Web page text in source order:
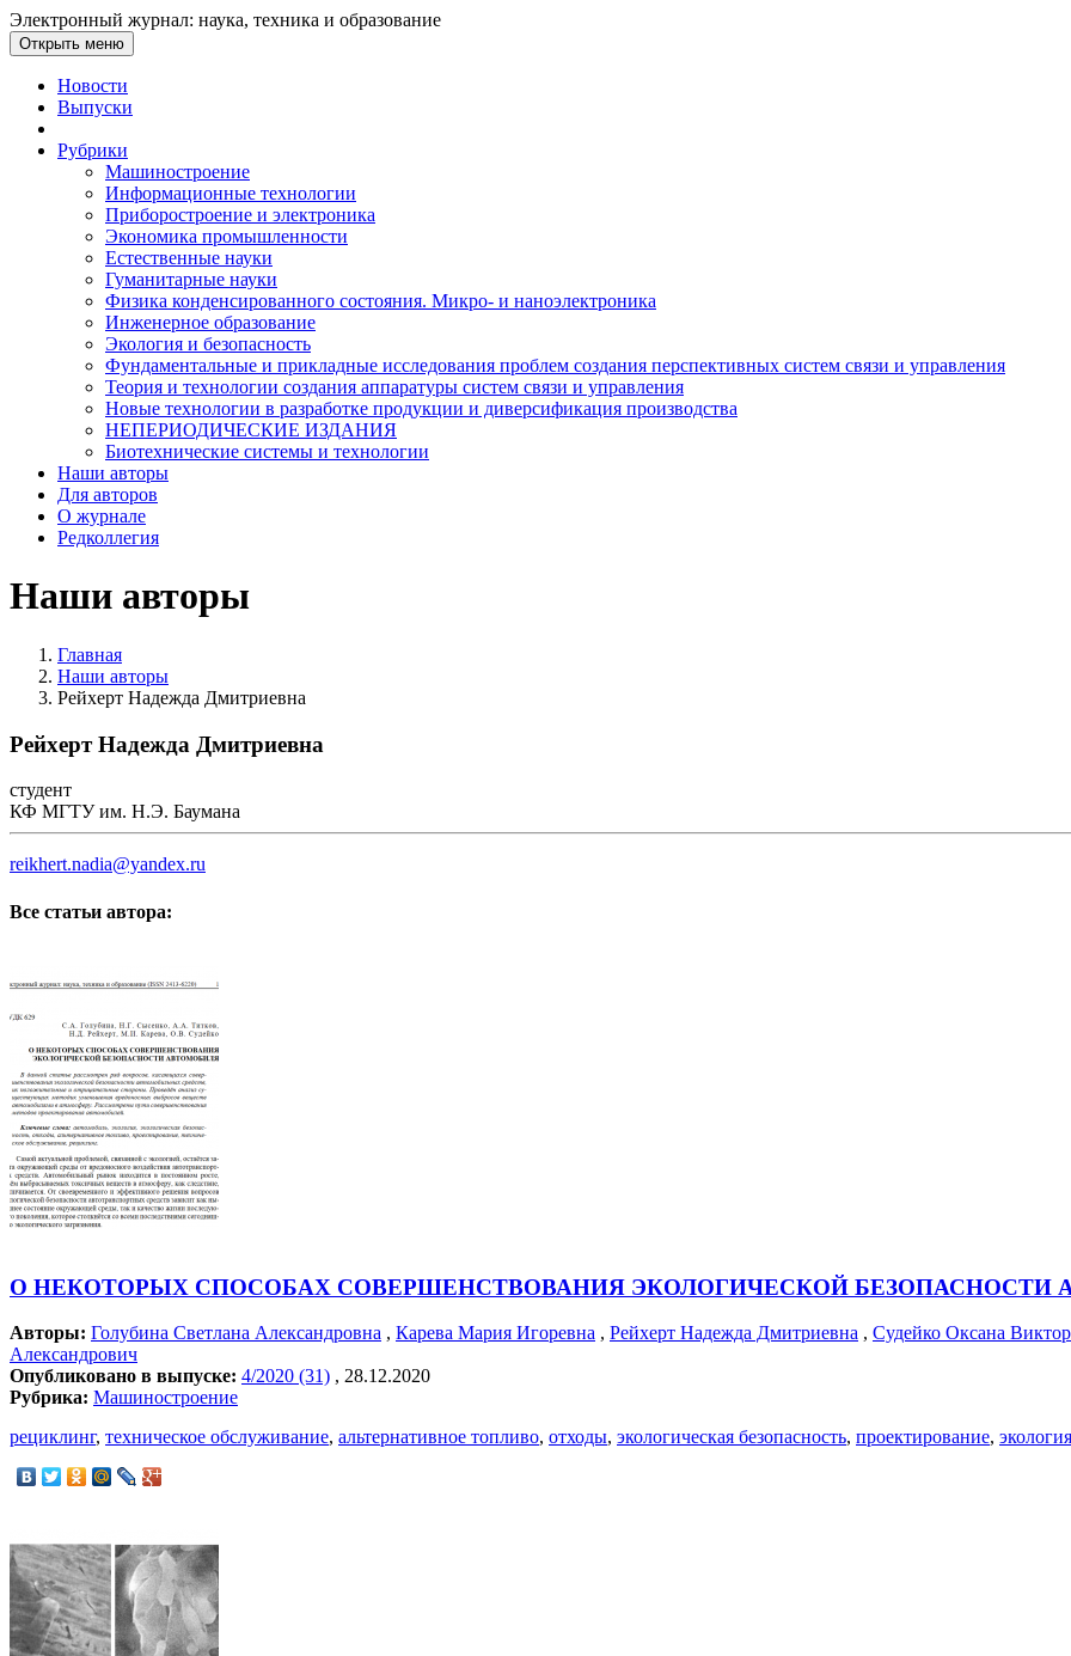
Электронный журнал: наука, техника и образование
Открыть меню
Новости
Выпуски
Рубрики
Машиностроение
Информационные технологии
Приборостроение и электроника
Экономика промышленности
Естественные науки
Гуманитарные науки
Физика конденсированного состояния. Микро- и наноэлектроника
Инженерное образование
Экология и безопасность
Фундаментальные и прикладные исследования проблем создания перспективных систем связи и управления
Теория и технологии создания аппаратуры систем связи и управления
Новые технологии в разработке продукции и диверсификация производства
НЕПЕРИОДИЧЕСКИЕ ИЗДАНИЯ
Биотехнические системы и технологии
Наши авторы
Для авторов
О журнале
Редколлегия
Наши авторы
Главная
Наши авторы
Рейхерт Надежда Дмитриевна
Рейхерт Надежда Дмитриевна
студент
КФ МГТУ им. Н.Э. Баумана
reikhert.nadia@yandex.ru
Все статьи автора:
О НЕКОТОРЫХ СПОСОБАХ СОВЕРШЕНСТВОВАНИЯ ЭКОЛОГИЧЕСКОЙ БЕЗОПАСНОСТИ
Авторы: Голубина Светлана Александровна , Карева Мария Игоревна , Рейхерт Надежда Дмитриевна , Судейко Оксана
Александрович
Опубликовано в выпуске: 4/2020 (31) , 28.12.2020
Рубрика: Машиностроение
рециклинг, техническое обслуживание, альтернативное топливо, отходы, экологическая безопасность, проектирование, экология